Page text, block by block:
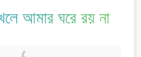
আমার ঘরে রয় না